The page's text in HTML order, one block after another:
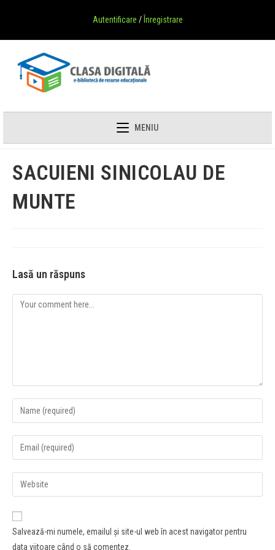
Autentificare / Înregistrare
MENIU
SACUIENI SINICOLAU DE
MUNTE
Lasă un răspuns
Salvează-mi numele, emailul și site-ul web în acest navigator pentru
data viitoare când o să comentez.